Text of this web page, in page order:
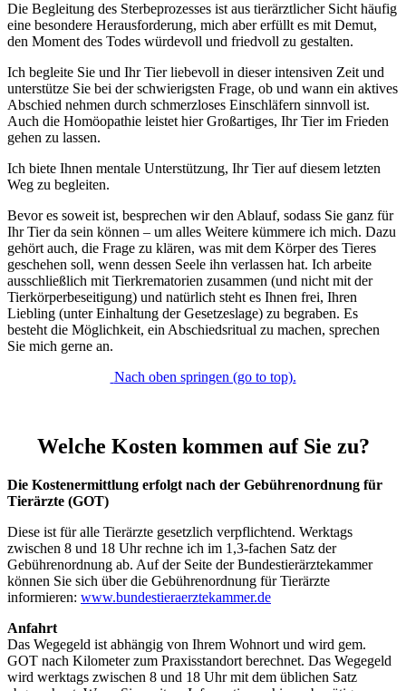
Die Begleitung des Sterbeprozesses ist aus tierärztlicher Sicht häufig
eine besondere Herausforderung, mich aber erfüllt es mit Demut,
den Moment des Todes würdevoll und friedvoll zu gestalten.
Ich begleite Sie und Ihr Tier liebevoll in dieser intensiven Zeit und
unterstütze Sie bei der schwierigsten Frage, ob und wann ein aktives
Abschied nehmen durch schmerzloses Einschläfern sinnvoll ist.
Auch die Homöopathie leistet hier Großartiges, Ihr Tier im Frieden
gehen zu lassen.
Ich biete Ihnen mentale Unterstützung, Ihr Tier auf diesem letzten
Weg zu begleiten.
Bevor es soweit ist, besprechen wir den Ablauf, sodass Sie ganz für
Ihr Tier da sein können – um alles Weitere kümmere ich mich. Dazu
gehört auch, die Frage zu klären, was mit dem Körper des Tieres
geschehen soll, wenn dessen Seele ihn verlassen hat. Ich arbeite
ausschließlich mit Tierkrematorien zusammen (und nicht mit der
Tierkörperbeseitigung) und natürlich steht es Ihnen frei, Ihren
Liebling (unter Einhaltung der Gesetzeslage) zu begraben. Es
besteht die Möglichkeit, ein Abschiedsritual zu machen, sprechen
Sie mich gerne an.
Nach oben springen (go to top).
Welche Kosten kommen auf Sie zu?
Die Kostenermittlung erfolgt nach der Gebührenordnung für
Tierärzte (GOT)
Diese ist für alle Tierärzte gesetzlich verpflichtend. Werktags
zwischen 8 und 18 Uhr rechne ich im 1,3-fachen Satz der
Gebührenordnung ab. Auf der Seite der Bundestierärztekammer
können Sie sich über die Gebührenordnung für Tierärzte
informieren: www.bundestieraerztekammer.de
Anfahrt
Das Wegegeld ist abhängig von Ihrem Wohnort und wird gem.
GOT nach Kilometer zum Praxisstandort berechnet. Das Wegegeld
wird werktags zwischen 8 und 18 Uhr mit dem üblichen Satz